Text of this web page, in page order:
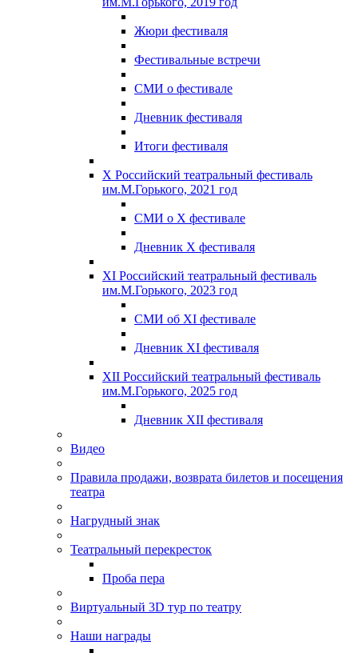
Жюри фестиваля
Фестивальные встречи
СМИ о фестивале
Дневник фестиваля
Итоги фестиваля
X Российский театральный фестиваль
им.М.Горького, 2021 год
СМИ о X фестивале
Дневник X фестиваля
XI Российский театральный фестиваль
им.М.Горького, 2023 год
СМИ об XI фестивале
Дневник XI фестиваля
XII Российский театральный фестиваль
им.М.Горького, 2025 год
Дневник XII фестиваля
Видео
Правила продажи, возврата билетов и посещения
театра
Нагрудный знак
Театральный перекресток
Проба пера
Виртуальный 3D тур по театру
Наши награды